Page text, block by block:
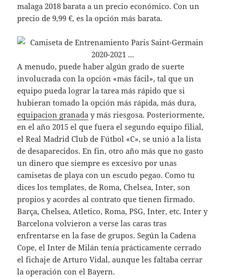
malaga 2018 barata a un precio económico. Con un
precio de 9,99 €, es la opción más barata.
A menudo, puede haber algún grado de suerte
involucrada con la opción «más fácil», tal que un
equipo pueda lograr la tarea más rápido que si
hubieran tomado la opción más rápida, más dura,
equipacion granada y más riesgosa. Posteriormente,
en el año 2015 el que fuera el segundo equipo filial,
el Real Madrid Club de Fútbol «C», se unió a la lista
de desaparecidos. En fin, otro año más que no gasto
un dinero que siempre es excesivo por unas
camisetas de playa con un escudo pegao. Como tu
dices los templates, de Roma, Chelsea, Inter, son
propios y acordes al contrato que tienen firmado.
Barça, Chelsea, Atletico, Roma, PSG, Inter, etc. Inter y
Barcelona volvieron a verse las caras tras
enfrentarse en la fase de grupos. Según la Cadena
Cope, el Inter de Milán tenía prácticamente cerrado
el fichaje de Arturo Vidal, aunque les faltaba cerrar
la operación con el Bayern.